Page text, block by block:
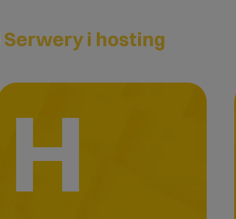
Serwery i hosting
H